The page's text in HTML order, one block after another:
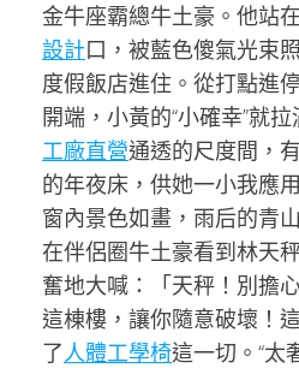
金牛座霸總牛土豪。他站
設計口，被藍色傻氣光束
度假飯店進住。從打點進停
開端，小黃的“小確幸”就
工廠直營通透的尺度間，
的年夜床，供她一小我應
窗內景色如畫，雨后的青
在伴侶圈牛土豪看到林天
奮地大喊：「天秤！別擔
這棟樓，讓你隨意破壞！
了人體工學椅這一切。“太